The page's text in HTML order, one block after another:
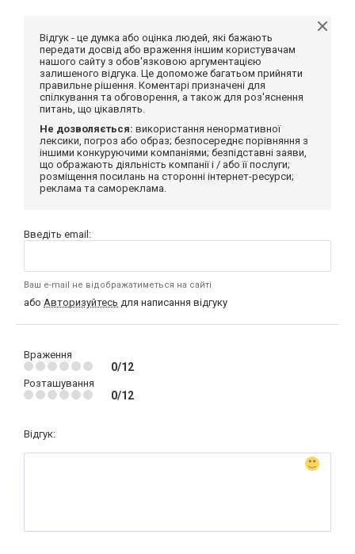
Відгук - це думка або оцінка людей, які бажають
передати досвід або враження іншим користувачам
нашого сайту з обов'язковою аргументацією
залишеного відгука. Це допоможе багатьом прийняти
правильне рішення. Коментарі призначені для
спілкування та обговорення, а також для роз'яснення
питань, що цікавлять.
Не дозволяється: використання ненормативної
лексики, погроз або образ; безпосереднє порівняння з
іншими конкуруючими компаніями; безпідставні заяви,
що ображають діяльність компанії і / або її послуги;
розміщення посилань на сторонні інтернет-ресурси;
реклама та самореклама.
Введіть email:
Ваш e-mail не відображатиметься на сайті
або Авторизуйтесь для написання відгуку
Враження
0/12
Розташування
0/12
Відгук: